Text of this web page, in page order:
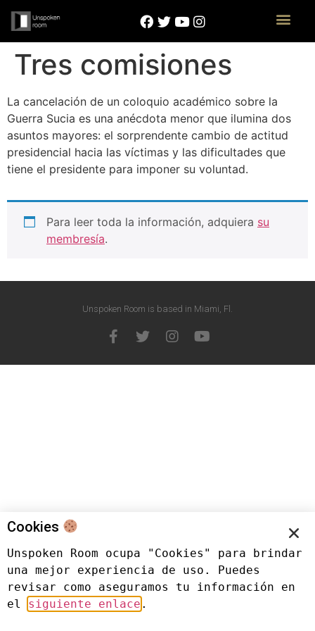
Tres comisiones
La cancelación de un coloquio académico sobre la
Guerra Sucia es una anécdota menor que ilumina dos
asuntos mayores: el sorprendente cambio de actitud
presidencial hacia las víctimas y las dificultades que
tiene el presidente para imponer su voluntad.
Para leer toda la información, adquiera su
membresía.
Unspoken Room is based in Miami, Fl.
Cookies
Unspoken Room ocupa "Cookies" para brindar
una mejor experiencia de uso. Puedes
revisar como aseguramos tu información en
el siguiente enlace .